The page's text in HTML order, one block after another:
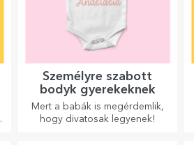
Személyre szabott
bodyk gyerekeknek
Mert a babák is megérdemlik,
hogy divatosak legyenek!